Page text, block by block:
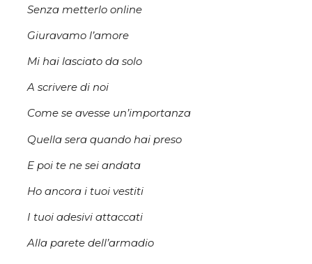
Senza metterlo online
Giuravamo l’amore
Mi hai lasciato da solo
A scrivere di noi
Come se avesse un’importanza
Quella sera quando hai preso
E poi te ne sei andata
Ho ancora i tuoi vestiti
I tuoi adesivi attaccati
Alla parete dell’armadio